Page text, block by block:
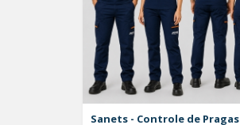
Sanets - Controle de Pragas